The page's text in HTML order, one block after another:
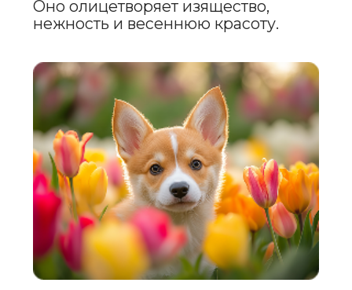
РОСЕЛИЯ (РОСЯ)
Имя связано с утренней росой
и цветением майских роз.
Оно подойдёт для игривых
и дружелюбных собак, таких как
французские бульдоги или таксы.
Это имя излучает свежесть
и нежность.
ЯСМИНА (МИНА)
В честь жасмина, который в мае наполняет
воздух своим
восхитительным ароматом. Это имя